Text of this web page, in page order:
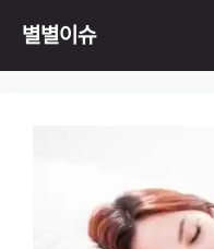
Skip별별이슈